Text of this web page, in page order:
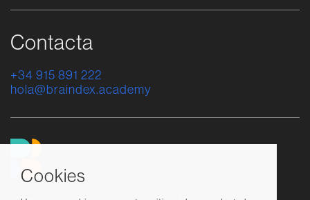
Contacta
+34 915 891 222
hola@braindex.academy
Cookies